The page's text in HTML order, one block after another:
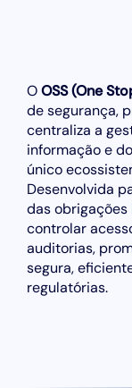
OOSS (One
de segurança,
centraliza a
informação e
único
Desenvolvida
das
controlar
auditorias,
segura,
regulatórias.